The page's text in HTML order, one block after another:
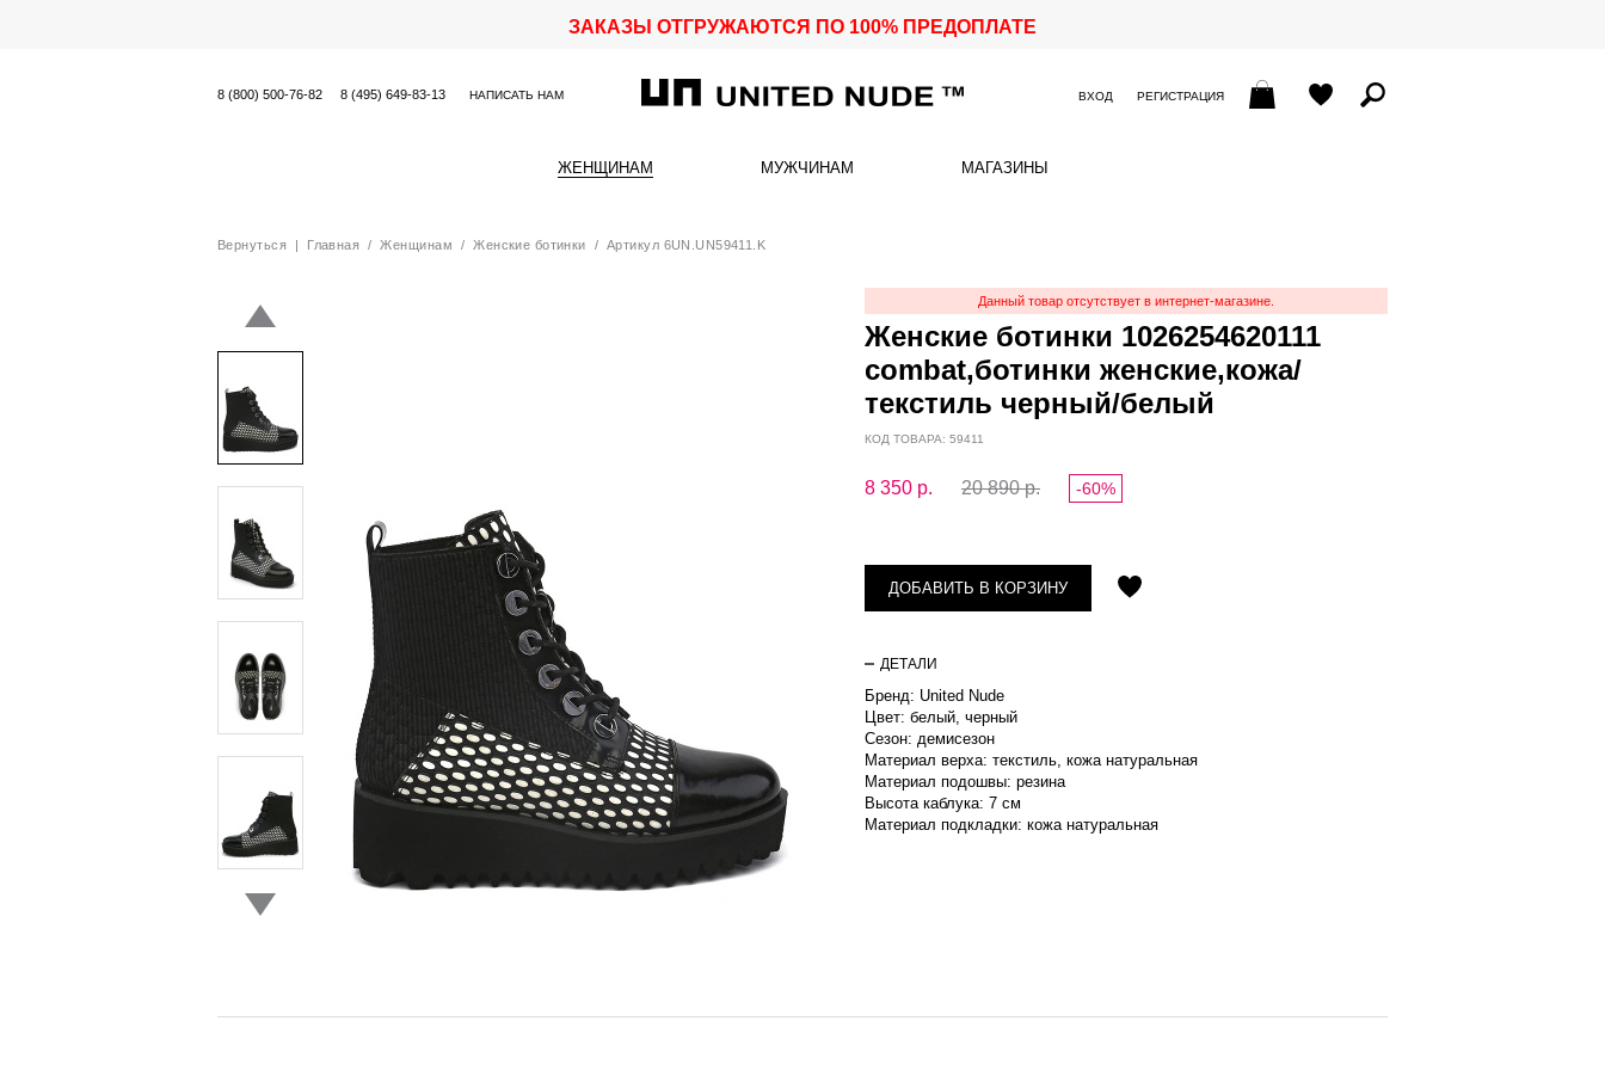
ЗАКАЗЫ ОТГРУЖАЮТСЯ ПО 100% ПРЕДОПЛАТЕ
8 (800) 500-76-82 8 (495) 649-83-13 НАПИСАТЬ НАМ ВХОД РЕГИСТРАЦИЯ
ЖЕНЩИНАМ МУЖЧИНАМ МАГАЗИНЫ
Вернуться| Главная /Женщинам /Женские ботинки / Артикул 6UN.UN59411.K
Данный товар отсутствует в интернет-магазине.
Женские ботинки 1026254620111
combat,ботинки женские,кожа/
текстиль черный/белый
КОД ТОВАРА: 59411
8 350 р. 20 890 р. -60%
ДОБАВИТЬ В КОРЗИНУ
ДЕТАЛИ
Бренд: United Nude
Цвет: белый, черный
Сезон: демисезон
Материал верха: текстиль, кожа натуральная
Материал подошвы: резина
Высота каблука: 7 см
Материал подкладки: кожа натуральная